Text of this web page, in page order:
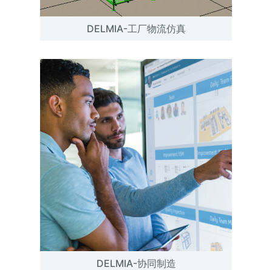
DELMIA-工厂物流仿真
DELMIA-协同制造